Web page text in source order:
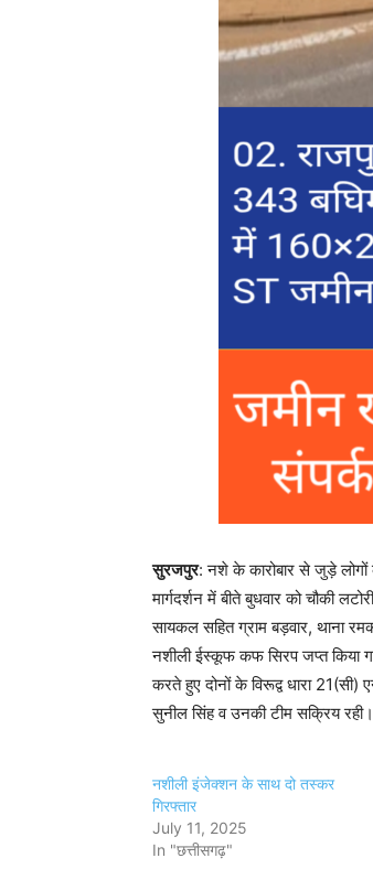
सुरजपुर: नशे के कारोबार से जुड़े लोगों
मार्गदर्शन में बीते बुधवार को चौकी
सायकल सहित ग्राम बड़वार, थाना
नशीली ईस्कूफ कफ सिरप जप्त किया
करते हुए दोनों के विरूद्व धारा 21(सी)
सुनील सिंह व उनकी टीम सक्रिय रही।
नशीली इंजेक्शन के साथ दो तस्कर
गिरफ्तार
July 11, 2025
In "छत्तीसगढ़"